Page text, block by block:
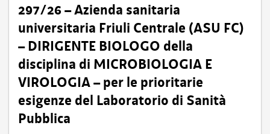
297/26 – Azienda sanitaria
universitaria Friuli Centrale (ASU FC)
– DIRIGENTE BIOLOGO della
disciplina di MICROBIOLOGIA E
VIROLOGIA – per le prioritarie
esigenze del Laboratorio di Sanità
Pubblica